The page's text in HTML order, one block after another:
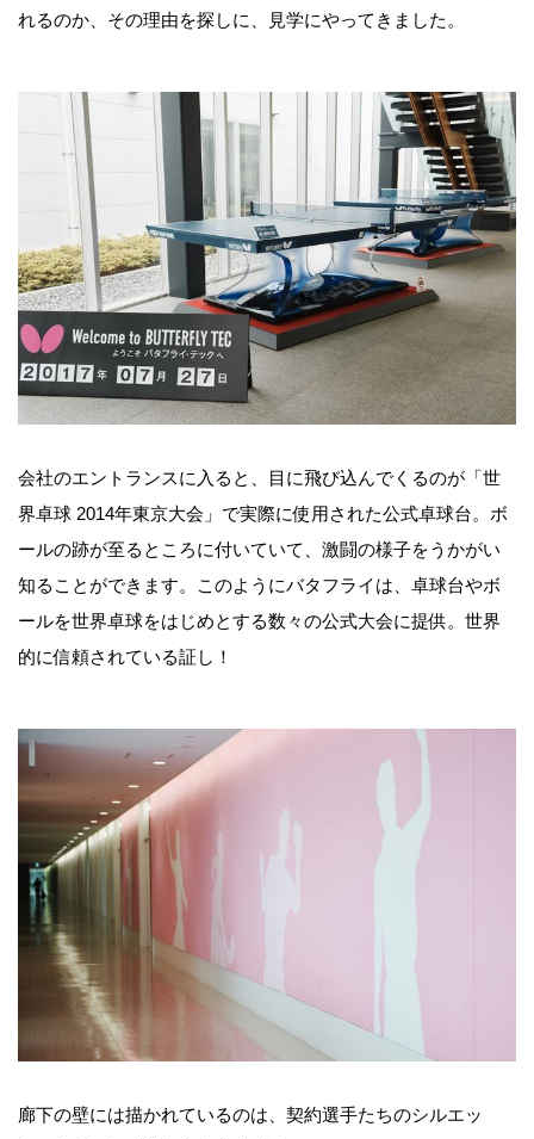
れるのか、その理由を探しに、見学にやってきました。
会社のエントランスに入ると、目に飛び込んでくるのが「世
界卓球 2014年東京大会」で実際に使用された公式卓球台。ボ
ールの跡が至るところに付いていて、激闘の様子をうかがい
知ることができます。このようにバタフライは、卓球台やボ
ールを世界卓球をはじめとする数々の公式大会に提供。世界
的に信頼されている証し！
廊下の壁には描かれているのは、契約選手たちのシルエッ